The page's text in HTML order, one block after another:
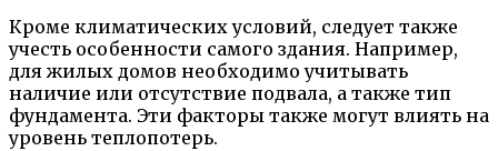
Кроме климатических условий, следует также
учесть особенности самого здания. Например,
для жилых домов необходимо учитывать
наличие или отсутствие подвала, а также тип
фундамента. Эти факторы также могут влиять на
уровень теплопотерь.